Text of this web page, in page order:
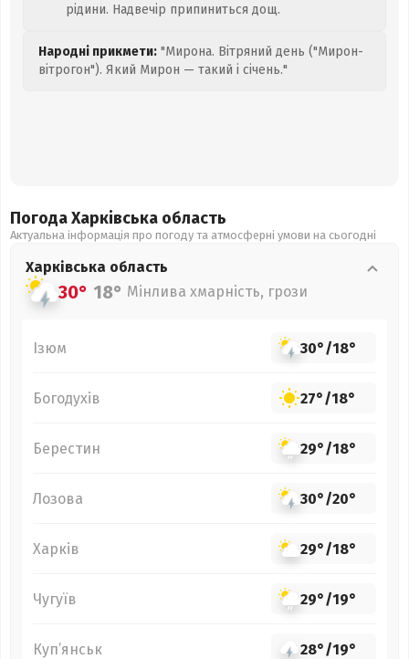
рідини. Надвечір припиниться дощ.
Народні прикмети: "Мирона. Вітряний день ("Мирон-
вітрогон"). Який Мирон — такий і січень."
Погода Харківська область
Актуальна інформація про погоду та атмосферні умови на сьогодні
Харківська область
30° 18° Мінлива хмарність, грози
Ізюм 30°/18°
Богодухів 27°/18°
Берестин 29°/18°
Лозова 30°/20°
Харків 29°/18°
Чугуїв 29°/19°
Куп’янськ 28°/19°